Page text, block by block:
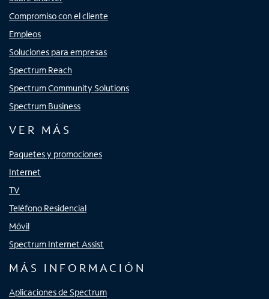
Compromiso con el cliente
Empleos
Soluciones para empresas
Spectrum Reach
Spectrum Community Solutions
Spectrum Business
VER MÁS
Paquetes y promociones
Internet
TV
Teléfono Residencial
Móvil
Spectrum Internet Assist
MÁS INFORMACIÓN
Aplicaciones de Spectrum